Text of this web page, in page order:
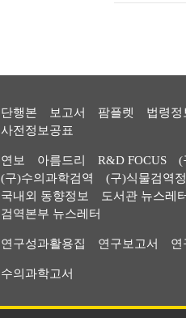
단행본 보고서 팜플렛
법령정
사전정보공표
연보 아름드리 R&D FOCUS
(
(구)수의과학검역
(구)식물검역
국내외 동향정보
도서관 뉴스레터
검역본부 뉴스레터
연구성과활용집 연구보고서 연
수의과학고서